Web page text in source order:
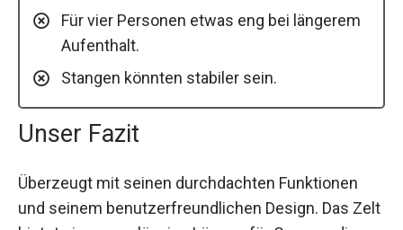
Für vier Personen etwas eng bei längerem
Aufenthalt.
Stangen könnten stabiler sein.
Unser Fazit
Überzeugt mit seinen durchdachten Funktionen
und seinem benutzerfreundlichen Design. Das Zelt